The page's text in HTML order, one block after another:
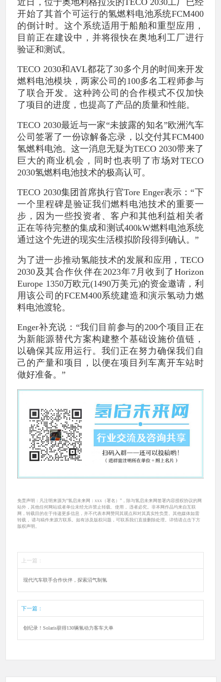
开始了其首个可运行的氢燃料电池系统FCM400
的倒计时。这个系统适用于船舶和重型应用，
目前正在建设中，并将很快在奥地利工厂进行
验证和测试。
TECO 2030和AVL都花了30多个月的时间来开发
燃料电池模块，两家公司的100多名工程师参与
了联合开发。这种跨公司的合作模式不仅加快
了项目的进度，也提高了产品的质量和性能。
TECO 2030最近与一家“未披露的知名”欧洲汽车
公司签署了一份谅解备忘录，以交付其FCM400
氢燃料电池。这一消息无疑为TECO 2030带来了
巨大的商业机会，同时也表明了市场对TECO
2030氢燃料电池技术的极高认可。
TECO 2030集团首席执行官Tore Enger表示：“下
一个里程碑是验证我们燃料电池技术的重要一
步，因为一些投资者、客户和其他利益相关者
正在等待完整的集成和测试400kW燃料电池系统
通过这个先进的现实生活模拟阶段得到确认。”
为了进一步推动氢能技术的发展和应用，TECO
2030及其合作伙伴在2023年7月收到了Horizon
Europe 1350万欧元(1490万美元)的资金邀请，利
用该公司的FCEM400系统建造和演示氢动力燃
料电池渡轮。
Enger补充说：“我们目前参与的200个项目正在
为新能源替代方案构建整个基础设施价值链，
以确保其应用运行。我们正在努力确保我们自
己的产量和项目，以便在项目列车离开车站时
做好准备。”
免责声明：凡注明来源为“氢启未来网：xxx（署名）”，除与氢启未来网签署内容授权协议的网
站外，其他任何网站或者单位未经允许禁止转载、使用， 违者必究。非本网作品均来自互联
网，转载目的在于传递更多信息，并不代表本网赞同其观点和对其真实性负责。其他媒体如需
转载， 请与稿件来源方联系。如有涉及版权问题，可联系我们直接删除处理。详情请点击下方
版权声明。
上一篇：
现代汽车联手合作伙伴，探索沼气制氢
下一篇：
创纪录！Solaris获得130辆氢动力客车大单